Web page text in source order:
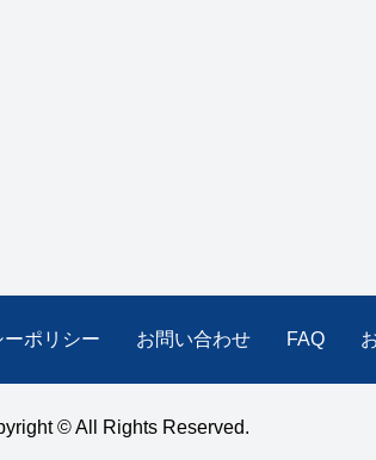
ポリシー お問い合わせ FAQ
© All Rights Reserved.